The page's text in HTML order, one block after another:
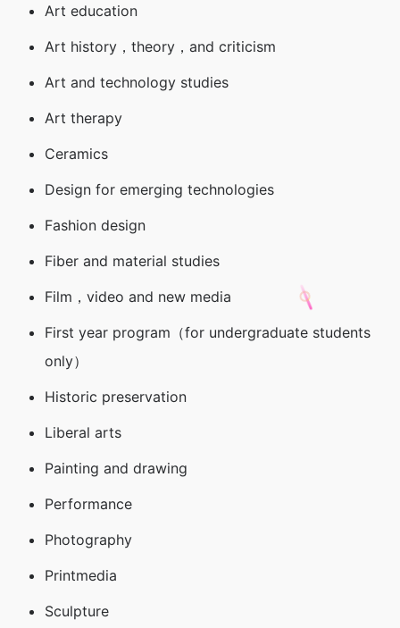
Art education
Art history，theory，and criticism
Art and technology studies
Art therapy
Ceramics
Design for emerging technologies
Fashion design
Fiber and material studies
Film，video and new media
First year program（for undergraduate students
only）
Historic preservation
Liberal arts
Painting and drawing
Performance
Photography
Printmedia
Sculpture